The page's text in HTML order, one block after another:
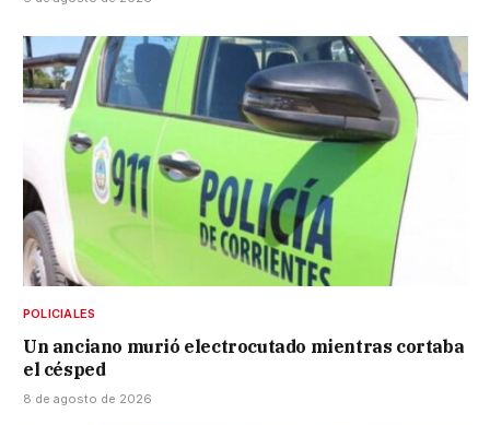
POLICIALES
Un anciano murió electrocutado mientras cortaba
el césped
8 de agosto de 2026